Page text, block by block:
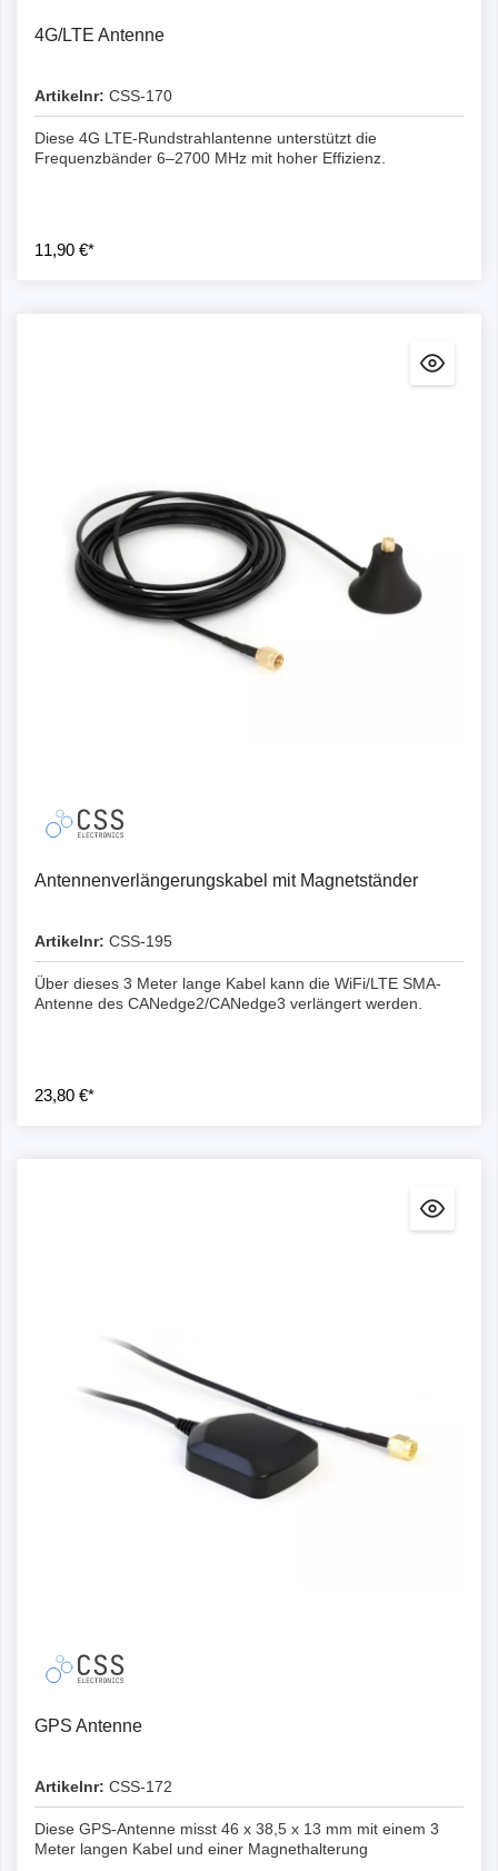
4G/LTE Antenne
Artikelnr: CSS-170
Diese 4G LTE-Rundstrahlantenne unterstützt die
Frequenzbänder 6–2700 MHz mit hoher Effizienz.
11,90 €*
Antennenverlängerungskabel mit Magnetständer
Artikelnr: CSS-195
Über dieses 3 Meter lange Kabel kann die WiFi/LTE SMA-
Antenne des CANedge2/CANedge3 verlängert werden.
23,80 €*
GPS Antenne
Artikelnr: CSS-172
Diese GPS-Antenne misst 46 x 38,5 x 13 mm mit einem 3
Meter langen Kabel und einer Magnethalterung